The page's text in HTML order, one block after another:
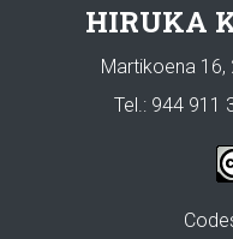
HIRUKA
Martikoena 16,
Tel.: 944 911